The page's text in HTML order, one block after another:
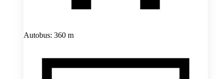
Autobus: 360 m